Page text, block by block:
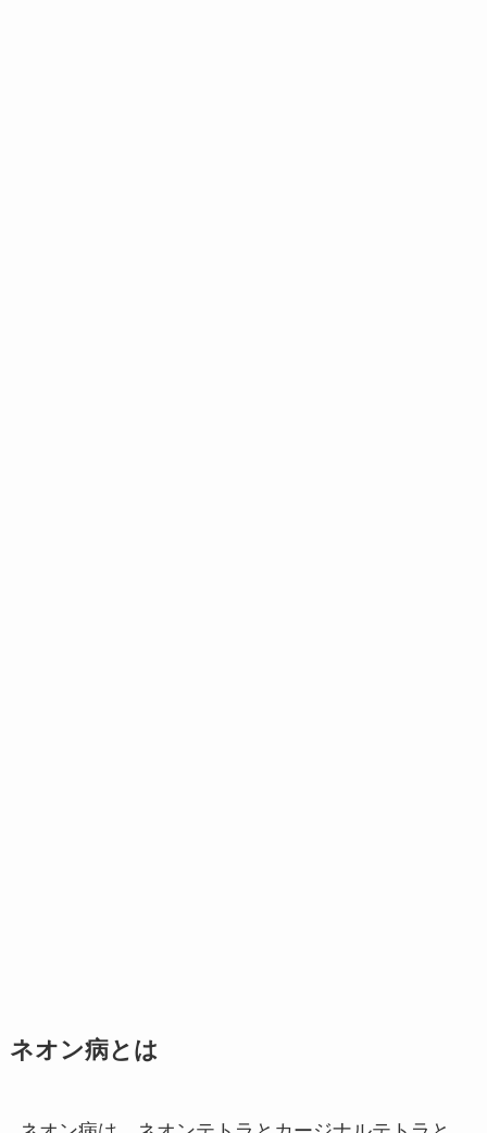
ネオン病とは